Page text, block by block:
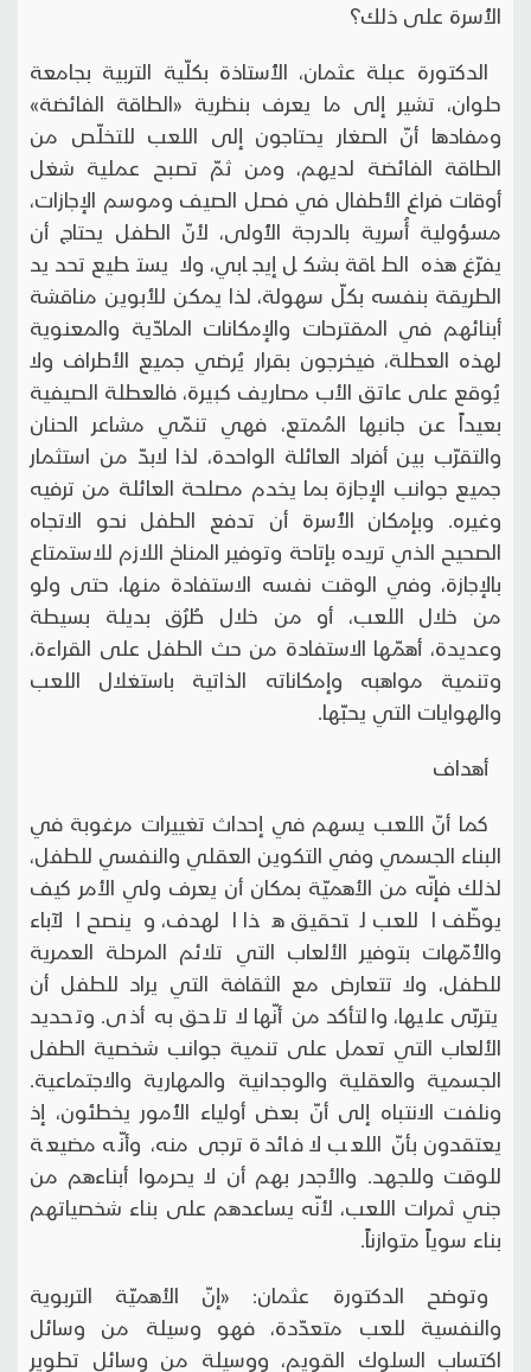
الأُسرة على ذلك؟
الدكتورة عبلة عثمان، الأُستاذة بكلّية التربية بجامعة
حلوان، تشير إلى ما يعرف بنظرية «الطاقة الفائضة»
ومفادها أنّ الصغار يحتاجون إلى اللعب للتخلّص من
الطاقة الفائضة لديهم، ومن ثمّ تصبح عملية شغل
أوقات فراغ الأطفال في فصل الصيف وموسم الإجازات،
مسؤولية أُسرية بالدرجة الأُولى، لأنّ الطفل يحتاج أن
يفرّغ هذه الطاقة بشكل إيجابي، ولا يستطيع تحديد
الطريقة بنفسه بكلّ سهولة، لذا يمكن للأبوين مناقشة
أبنائهم في المقترحات والإمكانات المادّية والمعنوية
لهذه العطلة، فيخرجون بقرار يُرضي جميع الأطراف ولا
يُوقع على عاتق الأب مصاريف كبيرة، فالعطلة الصيفية
بعيداً عن جانبها المُمتع، فهي تنمّي مشاعر الحنان
والتقرّب بين أفراد العائلة الواحدة، لذا لابدّ من استثمار
جميع جوانب الإجازة بما يخدم مصلحة العائلة من ترفيه
وغيره. وبإمكان الأُسرة أن تدفع الطفل نحو الاتجاه
الصحيح الذي تريده بإتاحة وتوفير المناخ اللازم للاستمتاع
بالإجازة، وفي الوقت نفسه الاستفادة منها، حتى ولو
من خلال اللعب، أو من خلال طُرُق بديلة بسيطة
وعديدة، أهمّها الاستفادة من حث الطفل على القراءة،
وتنمية مواهبه وإمكاناته الذاتية باستغلال اللعب
والهوايات التي يحبّها.
أهداف
كما أنّ اللعب يسهم في إحداث تغييرات مرغوبة في
البناء الجسمي وفي التكوين العقلي والنفسي للطفل،
لذلك فإنّه من الأهميّة بمكان أن يعرف ولي الأمر كيف
يوظّف اللعب لتحقيق هذا الهدف، وينصح الآباء
والأُمّهات بتوفير الألعاب التي تلائم المرحلة العمرية
للطفل، ولا تتعارض مع الثقافة التي يراد للطفل أن
يتربّى عليها، والتأكد من أنّها لا تلحق به أذى. وتحديد
الألعاب التي تعمل على تنمية جوانب شخصية الطفل
الجسمية والعقلية والوجدانية والمهارية والاجتماعية.
ونلفت الانتباه إلى أنّ بعض أولياء الأُمور يخطئون، إذ
يعتقدون بأنّ اللعب لا فائدة ترجى منه، وأنّه مضيعة
للوقت وللجهد. والأجدر بهم أن لا يحرموا أبناءهم من
جني ثمرات اللعب، لأنّه يساعدهم على بناء شخصياتهم
بناء سوياً متوازناً.
وتوضح الدكتورة عثمان: «إنّ الأهميّة التربوية
والنفسية للعب متعدّدة، فهو وسيلة من وسائل
اكتساب السلوك القويم، ووسيلة من وسائل تطوير